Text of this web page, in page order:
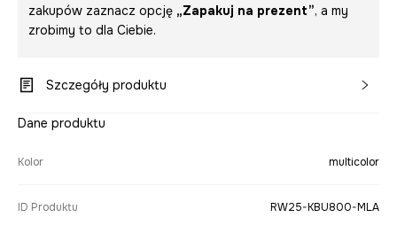
zakupów zaznacz opcję „Zapakuj na prezent”, a my
zrobimy to dla Ciebie.
Szczegóły produktu
Dane produktu
Kolor multicolor
ID Produktu RW25-KBU800-MLA